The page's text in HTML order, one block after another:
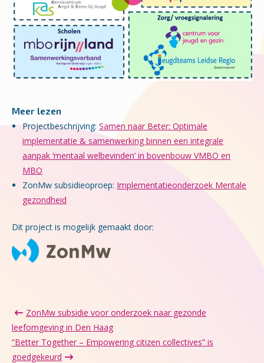
Meer lezen
Projectbeschrijving:Samen naar Beter: Optimale
implementatie & samenwerking binnen een integrale
aanpak ‘mentaal welbevinden’ in bovenbouw VMBO en
MBO
ZonMw subsidieoproep: Implementatieonderzoek Mentale
gezondheid
Dit project is mogelijk gemaakt door:
ZonMw subsidie voor onderzoek naar gezonde
leefomgeving in Den Haag
“Better Together – Empowering citizen collectives” is
goedgekeurd